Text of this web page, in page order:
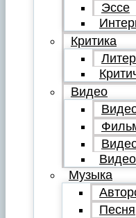
Эссе
Критика
Видео
Музыка
Песня